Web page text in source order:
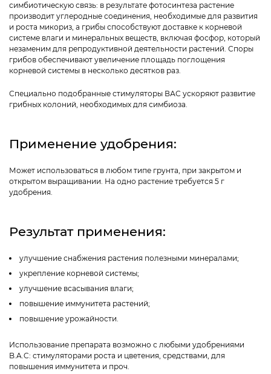
симбиотическую связь: в результате фотосинтеза растение
производит углеродные соединения, необходимые для развития
и роста микориз, а грибы способствуют доставке к корневой
системе влаги и минеральных веществ, включая фосфор, который
незаменим для репродуктивной деятельности растений. Споры
грибов обеспечивают увеличение площадь поглощения
корневой системы в несколько десятков раз.
Специально подобранные стимуляторы ВАС ускоряют развитие
грибных колоний, необходимых для симбиоза.
Применение удобрения:
Может использоваться в любом типе грунта, при закрытом и
открытом выращивании. На одно растение требуется 5 г
удобрения.
Результат применения:
улучшение снабжения растения полезными минералами;
укрепление корневой системы;
улучшение всасывания влаги;
повышение иммунитета растений;
повышение урожайности.
Использование препарата возможно с любыми удобрениями
B.A.C: стимуляторами роста и цветения, средствами, для
повышения иммунитета и проч.